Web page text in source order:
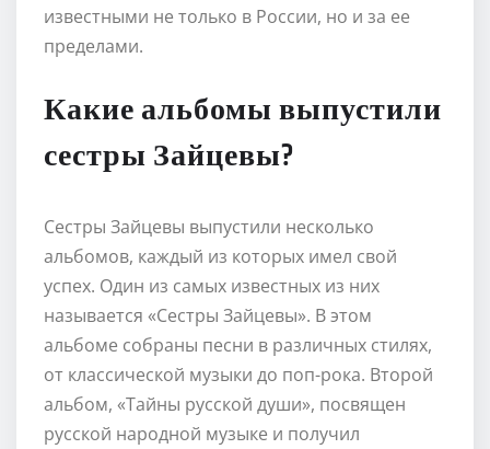
известными не только в России, но и за ее
пределами.
Какие альбомы выпустили
сестры Зайцевы?
Сестры Зайцевы выпустили несколько
альбомов, каждый из которых имел свой
успех. Один из самых известных из них
называется «Сестры Зайцевы». В этом
альбоме собраны песни в различных стилях,
от классической музыки до поп-рока. Второй
альбом, «Тайны русской души», посвящен
русской народной музыке и получил